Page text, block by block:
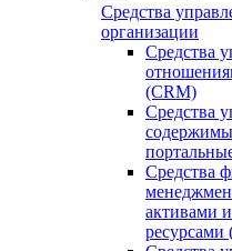
Средства
организации
Средства
(CRM)
Средства
Средства
активами
ресурсами